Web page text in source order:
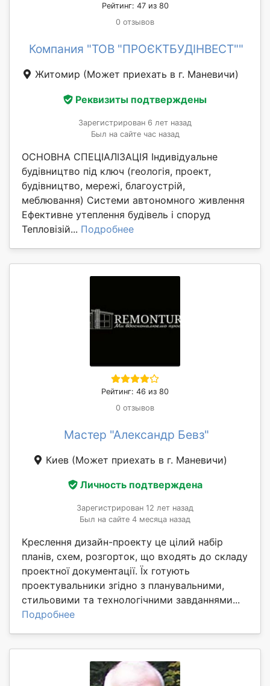
Рейтинг: 47 из 80
0 отзывов
Компания "ТОВ "ПРОЄКТБУДІНВЕСТ""
Житомир (Может приехать в г. Маневичи)
Реквизиты подтверждены
Зарегистрирован 6 лет назад
Был на сайте час назад
ОСНОВНА СПЕЦІАЛІЗАЦІЯ Індивідуальне
будівництво під ключ (геологія, проект,
будівництво, мережі, благоустрій,
меблювання) Системи автономного живлення
Ефективне утеплення будівель і споруд
Тепловізій... Подробнее
Рейтинг: 46 из 80
0 отзывов
Мастер "Александр Бевз"
Киев (Может приехать в г. Маневичи)
Личность подтверждена
Зарегистрирован 12 лет назад
Был на сайте 4 месяца назад
Креслення дизайн-проекту це цілий набір
планів, схем, розгорток, що входять до складу
проектної документації. Їх готують
проектувальники згідно з планувальними,
стильовими та технологічними завданнями...
Подробнее